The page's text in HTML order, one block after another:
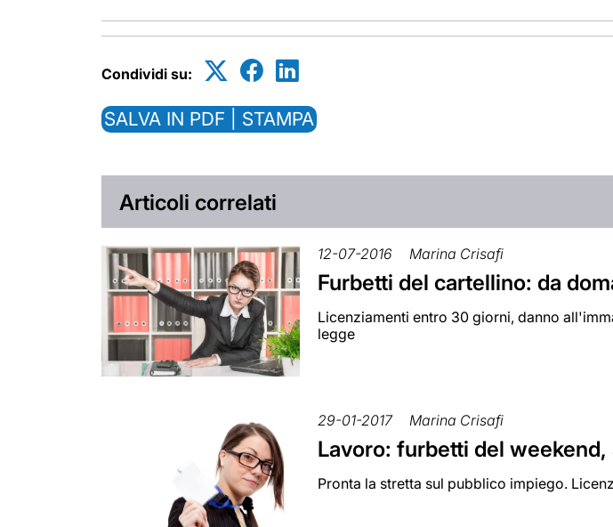
Condividi su:
SALVA IN PDF | STAMPA
Articoli correlati
12-07-2016 Marina Crisafi
Furbetti del cartellino: da
Licenziamenti entro 30 giorni, danno
legge
29-01-2017 Marina Crisafi
Lavoro: furbetti del
Pronta la stretta sul pubblico impiego.